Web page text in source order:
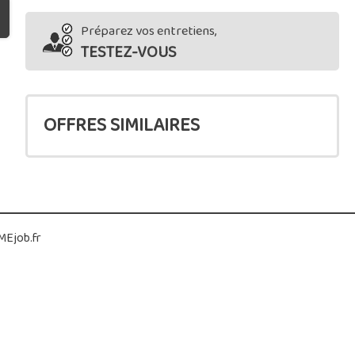
Préparez vos entretiens,
TESTEZ-VOUS
OFFRES SIMILAIRES